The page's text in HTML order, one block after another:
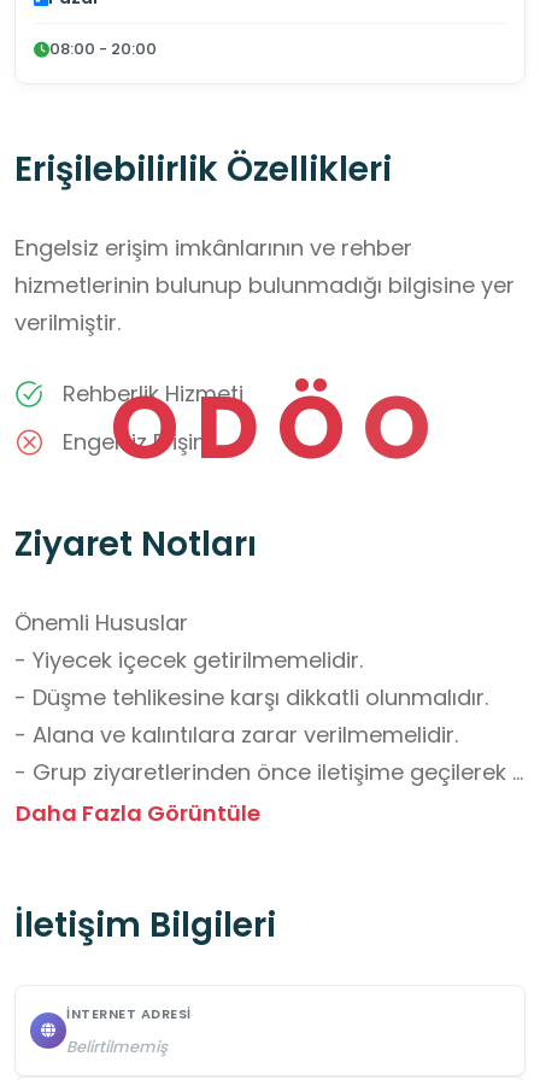
ODÖO
08:00 - 20:00
Erişilebilirlik Özellikleri
Engelsiz erişim imkânlarının ve rehber
hizmetlerinin bulunup bulunmadığı bilgisine yer
verilmiştir.
Rehberlik Hizmeti
Engelsiz Erişim
Ziyaret Notları
Önemli Hususlar
- Yiyecek içecek getirilmemelidir.
- Düşme tehlikesine karşı dikkatli olunmalıdır.
- Alana ve kalıntılara zarar verilmemelidir.
- Grup ziyaretlerinden önce iletişime geçilerek
randevu alınmalıdır.
planlanmalıdır.
Kazanımlar
Daha Fazla Görüntüle
İletişim Bilgileri
İNTERNET ADRESI
Belirtilmemiş